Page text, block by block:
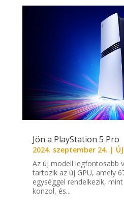
Jön a PlayStation 5 Pro
2024. szeptember 24. |
Az új modell legfontosabb
tartozik az új GPU, amely
egységgel rendelkezik,
konzol, és...